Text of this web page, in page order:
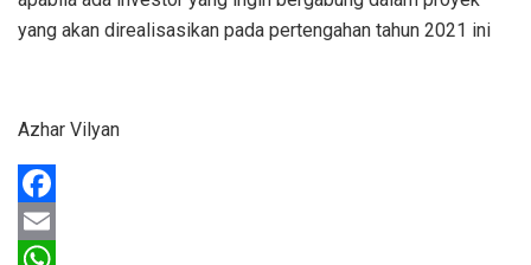
yang akan direalisasikan pada pertengahan tahun 2021 ini
Azhar Vilyan
F
aE